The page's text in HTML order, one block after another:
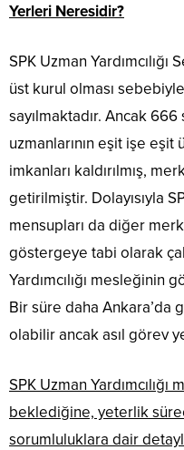
Yerleri Neresidir?
SPK Uzman Yardımcılığı
üst kurul olması
sayılmaktadır. Ancak 666
uzmanlarının eşit işe
imkanları kaldırılmış,
getirilmiştir. Dolayısıyla
mensupları da diğer
göstergeye tabi olarak
Yardımcılığı mesleğinin
Bir süre daha Ankara’da
olabilir ancak asıl görev
SPK Uzman
beklediğine, yeterlik
sorumluluklara dair